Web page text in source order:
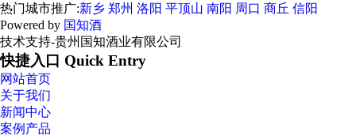
热门城市推广:新乡 郑州 洛阳 平顶山 南阳 周口 商丘 信阳
Powered by 国知酒
技术支持-贵州国知酒业有限公司
快捷入口 Quick Entry
网站首页
关于我们
新闻中心
案例产品